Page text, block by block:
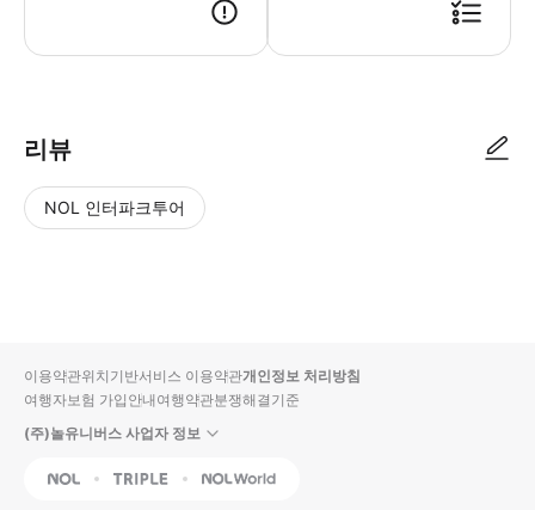
리뷰
NOL 인터파크투어
입니
다.
순
상
이용약관위치기반서비스 이용약관개인정보 처리방침
여행자보험 가입안내여행약관분쟁해결기준
(주)놀유니버스 사업자 정보
NOL Triple Interpark Global